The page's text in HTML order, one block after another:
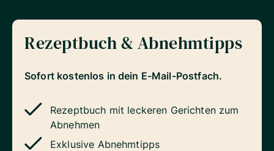
Rezeptbuch & Abnehmtipps
Sofort kostenlos in dein E-Mail-Postfach.
Rezeptbuch mit leckeren Gerichten zum
Abnehmen
Exklusive Abnehmtipps